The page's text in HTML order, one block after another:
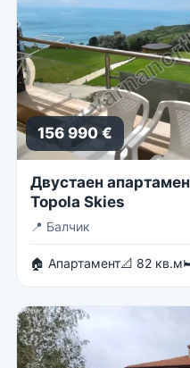
156 990 €
Двустаен
Topola Skies
📍 Балчик
🏠 Апартамент📐 82 кв.м